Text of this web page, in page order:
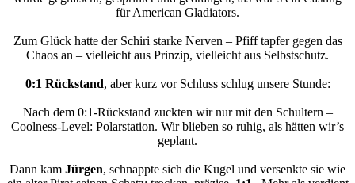
für American Gladiators.
Zum Glück hatte der Schiri starke Nerven – Pfiff tapfer gegen das
Chaos an – vielleicht aus Prinzip, vielleicht aus Selbstschutz.
0:1 Rückstand, aber kurz vor Schluss schlug unsere Stunde:
Nach dem 0:1-Rückstand zuckten wir nur mit den Schultern –
Coolness-Level: Polarstation. Wir blieben so ruhig, als hätten wir’s
geplant.
Dann kam Jürgen, schnappte sich die Kugel und versenkte sie wie